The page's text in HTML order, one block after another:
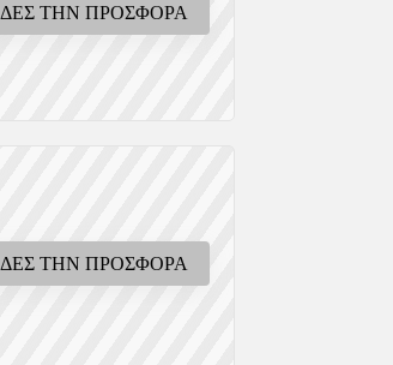
ΔΕΣ ΤΗΝ ΠΡΟΣΦΟΡΑ
ΔΕΣ ΤΗΝ ΠΡΟΣΦΟΡΑ